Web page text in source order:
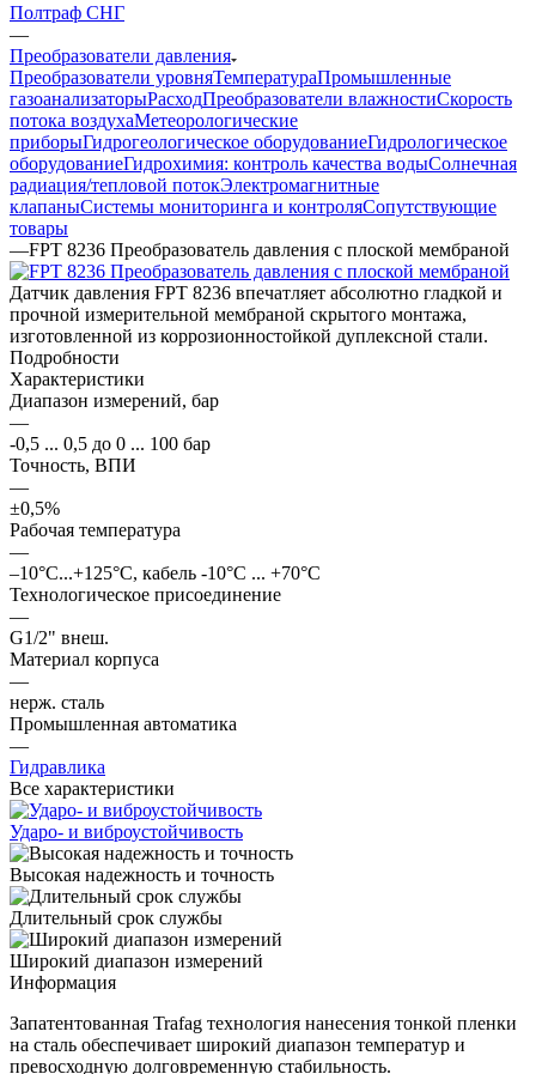
Полтраф СНГ
—
Преобразователи давления
Преобразователи уровняТемператураПромышленные
газоанализаторыРасходПреобразователи влажностиСкорость
потока воздухаМетеорологические
приборыГидрогеологическое оборудованиеГидрологическое
оборудованиеГидрохимия: контроль качества водыСолнечная
радиация/тепловой потокЭлектромагнитные
клапаныСистемы мониторинга и контроляСопутствующие
товары
—FPT 8236 Преобразователь давления с плоской мембраной
Датчик давления FPT 8236 впечатляет абсолютно гладкой и
прочной измерительной мембраной скрытого монтажа,
изготовленной из коррозионностойкой дуплексной стали.
Подробности
Характеристики
Диапазон измерений, бар
—
-0,5 ... 0,5 до 0 ... 100 бар
Точность, ВПИ
—
±0,5%
Рабочая температура
—
–10°C...+125°C, кабель -10°C ... +70°C
Технологическое присоединение
—
G1/2" внеш.
Материал корпуса
—
нерж. cталь
Промышленная автоматика
—
Гидравлика
Все характеристики
Ударо- и виброустойчивость
Высокая надежность и точность
Длительный срок службы
Широкий диапазон измерений
Информация
Запатентованная Trafag технология нанесения тонкой пленки
на сталь обеспечивает широкий диапазон температур и
превосходную долговременную стабильность.